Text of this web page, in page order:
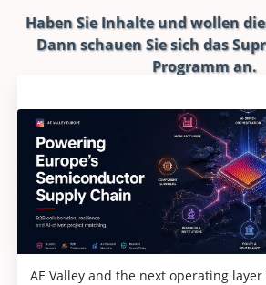
Haben Sie Inhalte und wollen
Dann schauen Sie sich das
Programman.
AE Valley and the next operating